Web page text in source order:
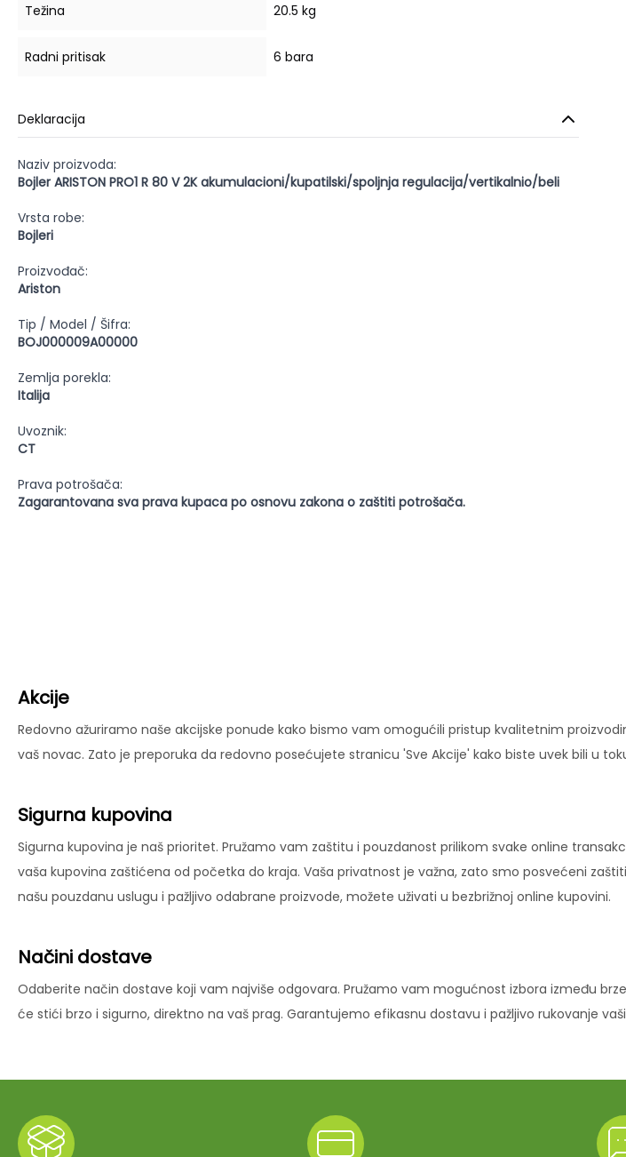
Težina 20.5 kg
Radni pritisak 6 bara
Deklaracija
Naziv proizvoda:
Bojler ARISTON PRO1 R 80 V 2K akumulacioni/kupatilski/spoljnja regulacija/vertikalnio/beli
Vrsta robe:
Bojleri
Proizvođač:
Ariston
Tip / Model / Šifra:
BOJ000009A00000
Zemlja porekla:
Italija
Uvoznik:
CT
Prava potrošača:
Zagarantovana sva prava kupaca po osnovu zakona o zaštiti potrošača.
Akcije
Redovno ažuriramo naše akcijske ponude kako bismo vam omogućili pristup kvalitetnim
vaš novac. Zato je preporuka da redovno posećujete stranicu 'Sve Akcije' kako biste uvek bili u
Sigurna kupovina
Sigurna kupovina je naš prioritet. Pružamo vam zaštitu i pouzdanost prilikom svake online
vaša kupovina zaštićena od početka do kraja. Vaša privatnost je važna, zato smo posvećeni
našu pouzdanu uslugu i pažljivo odabrane proizvode, možete uživati u bezbrižnoj online kupovini.
Načini dostave
Odaberite način dostave koji vam najviše odgovara. Pružamo vam mogućnost izbora između
će stići brzo i sigurno, direktno na vaš prag. Garantujemo efikasnu dostavu i pažljivo rukovanje